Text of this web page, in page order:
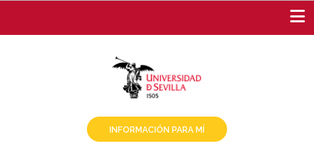
contenido
INFORMACIÓN PARA MÍ